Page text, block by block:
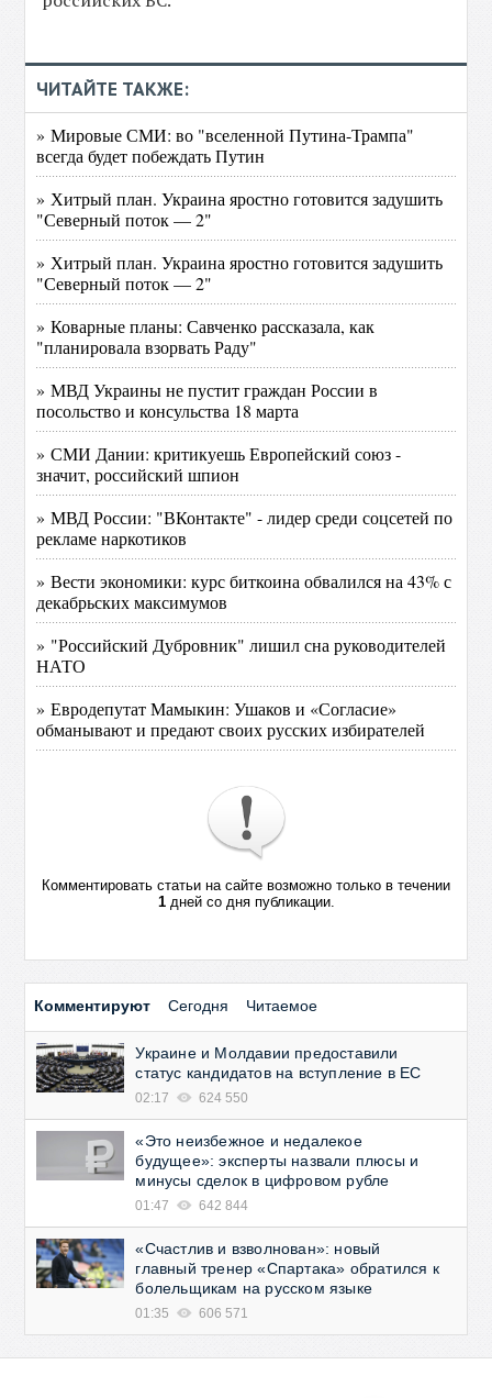
ЧИТАЙТЕ ТАКЖЕ:
» Мировые СМИ: во "вселенной Путина-Трампа"
всегда будет побеждать Путин
» Хитрый план. Украина яростно готовится задушить
"Северный поток — 2"
» Хитрый план. Украина яростно готовится задушить
"Северный поток — 2"
» Коварные планы: Савченко рассказала, как
"планировала взорвать Раду"
» МВД Украины не пустит граждан России в
посольство и консульства 18 марта
» СМИ Дании: критикуешь Европейский союз -
значит, российский шпион
» МВД России: "ВКонтакте" - лидер среди соцсетей по
рекламе наркотиков
» Вести экономики: курс биткоина обвалился на 43% с
декабрьских максимумов
» "Российский Дубровник" лишил сна руководителей
НАТО
» Евродепутат Мамыкин: Ушаков и «Согласие»
обманывают и предают своих русских избирателей
Комментировать статьи на сайте возможно только в течении
1дней со дня публикации.
Комментируют Сегодня Читаемое
Украине и Молдавии предоставили
статус кандидатов на вступление в ЕС
02:17 624 550
«Это неизбежное и недалекое
будущее»: эксперты назвали плюсы и
минусы сделок в цифровом рубле
01:47 642 844
«Счастлив и взволнован»: новый
главный тренер «Спартака» обратился к
болельщикам на русском языке
01:35 606 571